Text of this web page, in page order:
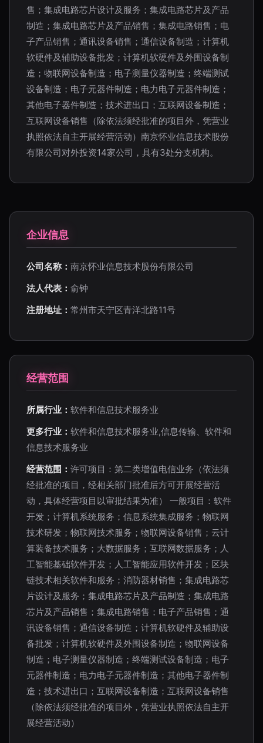
售；集成电路芯片设计及服务；集成电路芯片及产品
制造；集成电路芯片及产品销售；集成电路销售；电
子产品销售；通讯设备销售；通信设备制造；计算机
软硬件及辅助设备批发；计算机软硬件及外围设备制
造；物联网设备制造；电子测量仪器制造；终端测试
设备制造；电子元器件制造；电力电子元器件制造；
其他电子器件制造；技术进出口；互联网设备制造；
互联网设备销售（除依法须经批准的项目外，凭营业
执照依法自主开展经营活动）南京怀业信息技术股份
有限公司对外投资14家公司，具有3处分支机构。
企业信息
公司名称： 南京怀业信息技术股份有限公司
法人代表： 俞钟
注册地址： 常州市天宁区青洋北路11号
经营范围
所属行业： 软件和信息技术服务业
更多行业： 软件和信息技术服务业,信息传输、软件和
信息技术服务业
经营范围： 许可项目：第二类增值电信业务（依法须
经批准的项目，经相关部门批准后方可开展经营活
动，具体经营项目以审批结果为准） 一般项目：软件
开发；计算机系统服务；信息系统集成服务；物联网
技术研发；物联网技术服务；物联网设备销售；云计
算装备技术服务；大数据服务；互联网数据服务；人
工智能基础软件开发；人工智能应用软件开发；区块
链技术相关软件和服务；消防器材销售；集成电路芯
片设计及服务；集成电路芯片及产品制造；集成电路
芯片及产品销售；集成电路销售；电子产品销售；通
讯设备销售；通信设备制造；计算机软硬件及辅助设
备批发；计算机软硬件及外围设备制造；物联网设备
制造；电子测量仪器制造；终端测试设备制造；电子
元器件制造；电力电子元器件制造；其他电子器件制
造；技术进出口；互联网设备制造；互联网设备销售
（除依法须经批准的项目外，凭营业执照依法自主开
展经营活动）